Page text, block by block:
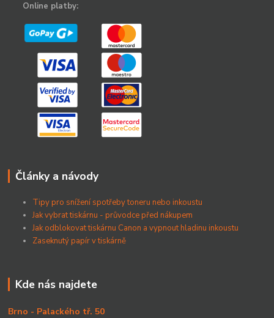
Online platby:
Články a návody
Tipy pro snížení spotřeby toneru nebo inkoustu
Jak vybrat tiskárnu - průvodce před nákupem
Jak odblokovat tiskárnu Canon a vypnout hladinu inkoustu
Zaseknutý papír v tiskárně
Kde nás najdete
Brno - Palackého tř. 50